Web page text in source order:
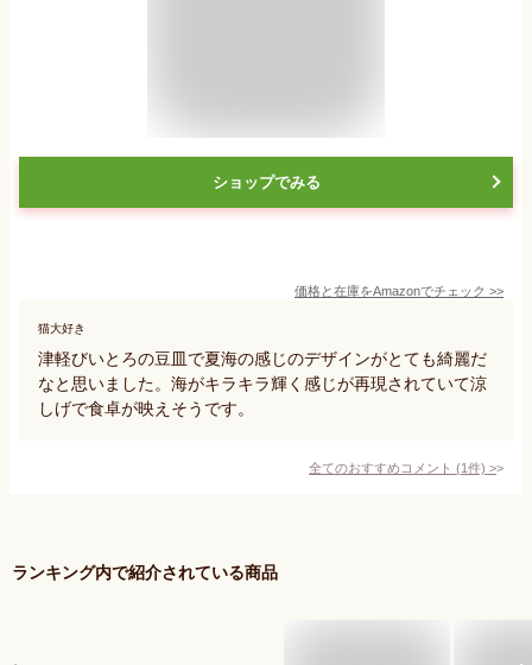
ショップでみる
価格と在庫をAmazonでチェック >>
猫大好き
津軽びいとろの豆皿で夏海の感じのデザインがとても綺麗だ
なと思いました。海がキラキラ輝く感じが再現されていて涼
しげで食卓が映えそうです。
全てのおすすめコメント (1件) >
ランキング内で紹介されている商品